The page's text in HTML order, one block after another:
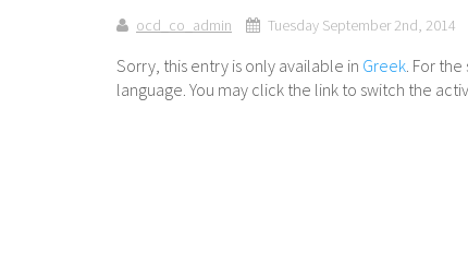
ocd_co_admin Tuesday September 2nd, 2014
Sorry, this entry is only available in Greek. For
language. You may click the link to switch the